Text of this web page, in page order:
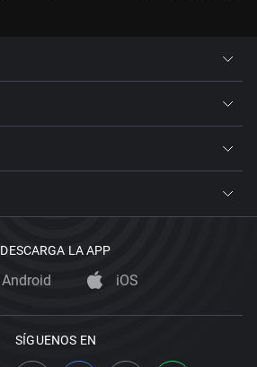
DESCARGA LA APP
Android iOS
SÍGUENOS EN